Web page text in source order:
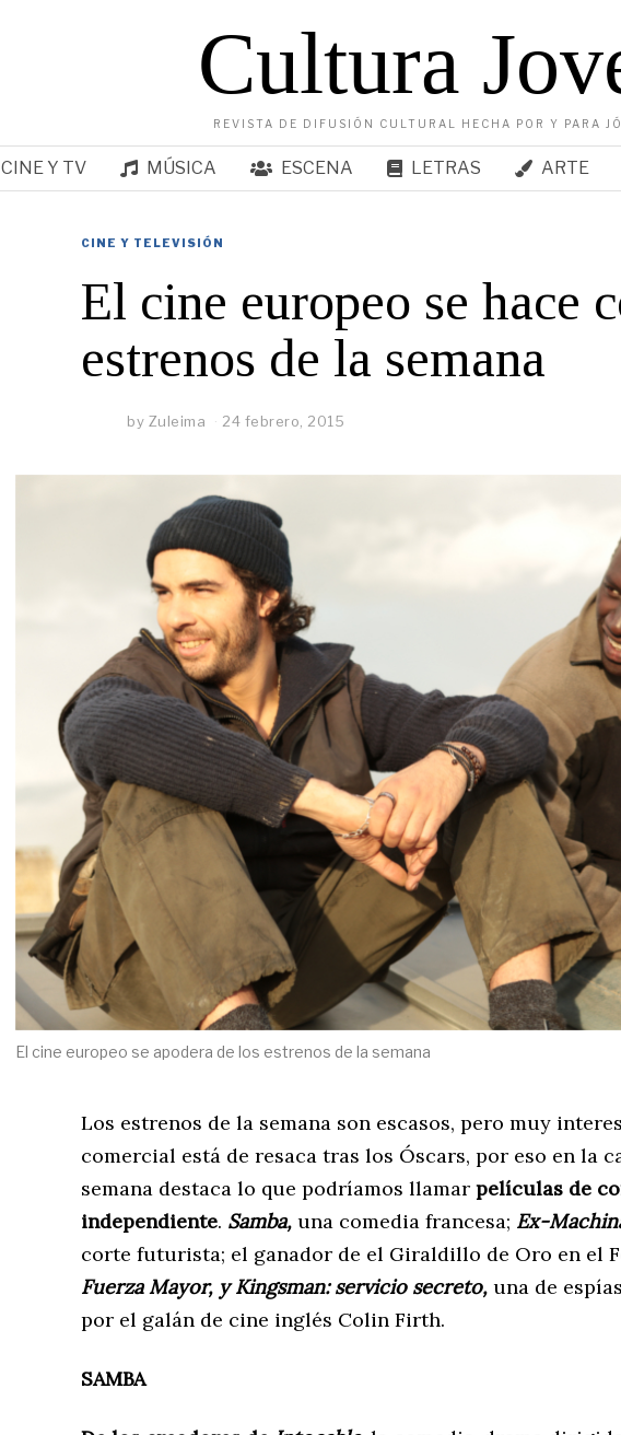
Cultura
REVISTA DE DIFUSIÓN CULTURAL HECHA POR Y PARA
CINE Y TV MÚSICA ESCENA LETRAS ARTE
CINE Y TELEVISIÓN
El cine europeo se hace
estrenos de la semana
by Zuleima 24 febrero, 2015
El cine europeo se apodera de los estrenos de la semana
Los estrenos de la semana son escasos, pero muy
comercial está de resaca tras los Óscars, por eso en la
semana destaca lo que podríamos llamar películas de
independiente. Samba, una comedia francesa; Ex-
corte futurista; el ganador de el Giraldillo de Oro en el
Fuerza Mayor, y Kingsman: servicio secreto, una de
por el galán de cine inglés Colin Firth.
SAMBA